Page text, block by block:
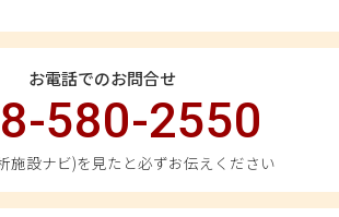
お電話でのお問合せ
580-2550
施設ナビ)を見たと必ずお伝えください